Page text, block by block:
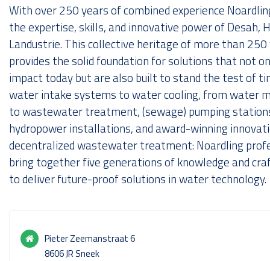
Nieuws
Leden
Over ons
With over 250 years of combined experience
the expertise, skills, and innovative power of Desah,
Landustrie. This collective heritage of more than
provides the solid foundation for solutions that not
impact today but are also built to stand the test of
water intake systems to water cooling, from water
to wastewater treatment, (sewage) pumping
hydropower installations, and award-winning
decentralized wastewater treatment: Noardling
bring together five generations of knowledge and
to deliver future-proof solutions in water technology.
Pieter Zeemanstraat 6
8606 JR Sneek